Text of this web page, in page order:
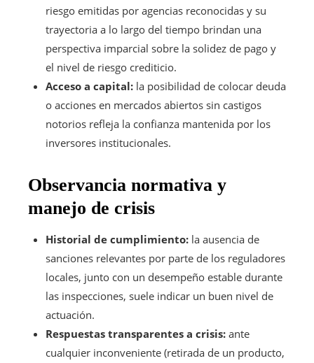
riesgo emitidas por agencias reconocidas y su
trayectoria a lo largo del tiempo brindan una
perspectiva imparcial sobre la solidez de pago y
el nivel de riesgo crediticio.
Acceso a capital: la posibilidad de colocar deuda
o acciones en mercados abiertos sin castigos
notorios refleja la confianza mantenida por los
inversores institucionales.
Observancia normativa y
manejo de crisis
Historial de cumplimiento: la ausencia de
sanciones relevantes por parte de los reguladores
locales, junto con un desempeño estable durante
las inspecciones, suele indicar un buen nivel de
actuación.
Respuestas transparentes a crisis: ante
cualquier inconveniente (retirada de un producto,